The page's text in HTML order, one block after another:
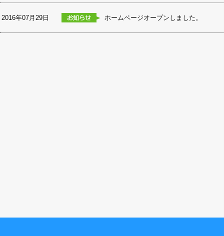
2016年07月29日 ホームページオープンしました。